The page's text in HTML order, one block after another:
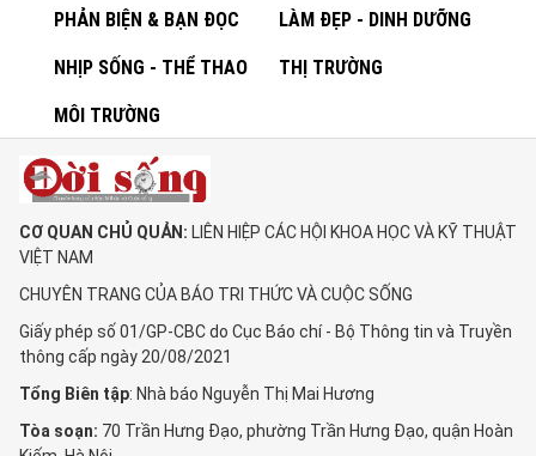
PHẢN BIỆN & BẠN ĐỌC LÀM ĐẸP - DINH DƯỠNG
NHỊP SỐNG - THỂ THAO THỊ TRƯỜNG
MÔI TRƯỜNG
CƠ QUAN CHỦ QUẢN: LIÊN HIỆP CÁC HỘI KHOA HỌC VÀ KỸ THUẬT
VIỆT NAM
CHUYÊN TRANG CỦA BÁO TRI THỨC VÀ CUỘC SỐNG
Giấy phép số 01/GP-CBC do Cục Báo chí - Bộ Thông tin và Truyền
thông cấp ngày 20/08/2021
Tổng Biên tập: Nhà báo Nguyễn Thị Mai Hương
Tòa soạn: 70 Trần Hưng Đạo, phường Trần Hưng Đạo, quận Hoàn